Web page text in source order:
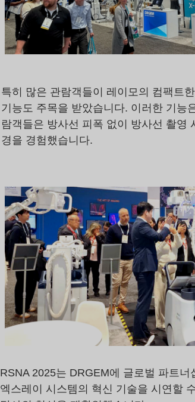
특히 많은 관람객들이 레이모의 컴팩트
기능도 주목을 받았습니다. 이러한 기능
람객들은 방사선 피폭 없이 방사선 촬영
경을 경험했습니다.
RSNA 2025는 DRGEM에 글로벌 파트
엑스레이 시스템의 혁신 기술을 시연할